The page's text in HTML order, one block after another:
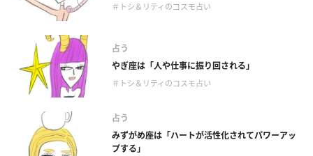
＃トシ＆リティのコスモ占い
占う
やぎ座は「人や仕事に振り回される」
＃トシ＆リティのコスモ占い
占う
みずがめ座は「ハートが活性化されてパワーアッ
プする」